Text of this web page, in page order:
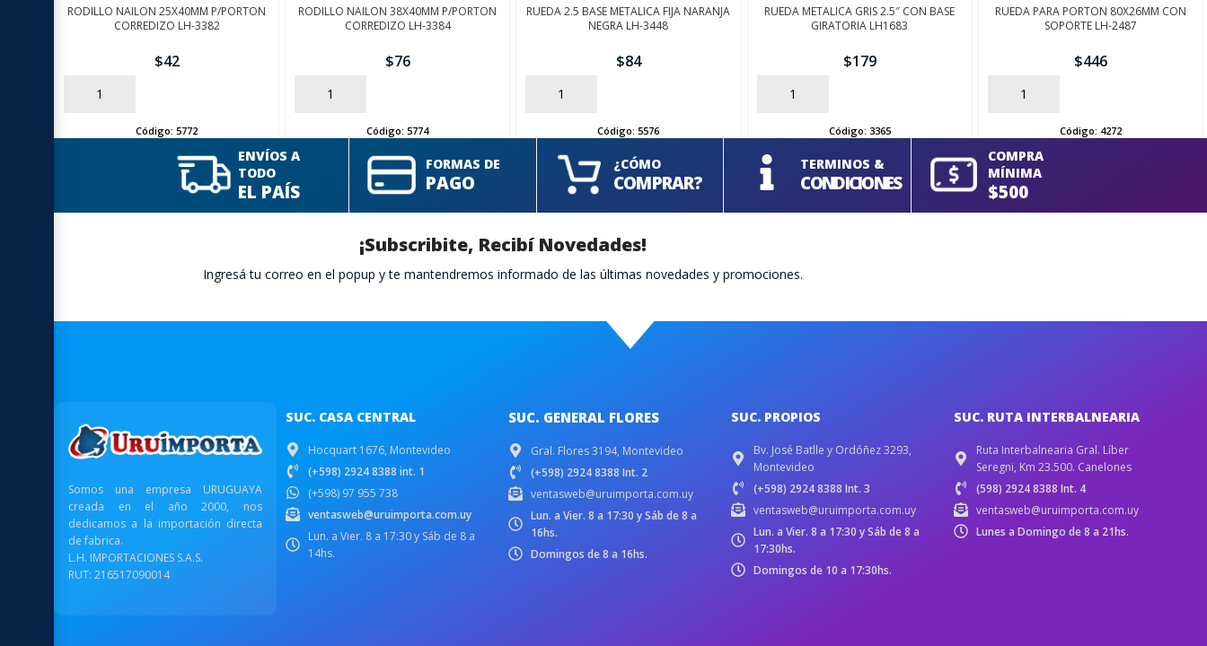
RODILLO NAILON 25X40MM P/PORTON
CORREDIZO LH-3382
$42
AÑADIR
Código:5772
RODILLO NAILON 38X40MM P/PORTON
CORREDIZO LH-3384
$76
AÑADIR
Código:5774
RUEDA 2.5 BASE METALICA FIJA NARANJA
NEGRA LH-3448
$84
AÑADIR
Código:5576
RUEDA METALICA GRIS 2.5″ CON BASE
GIRATORIA LH1683
$179
AÑADIR
Código: 3365
RUEDA PARA PORTON 80X26MM CON
SOPORTE LH-2487
$446
AÑADIR
Código: 4272
ENVÍOS A
TODO
EL PAÍS
FORMAS DE
PAGO
¿CÓMO
COMPRAR?
TERMINOS &
CONDICIONES
COMPRA
MÍNIMA
$500
¡Subscribite, Recibí Novedades!
Ingresá tu correo en el popup y te mantendremos informado de las últimas novedades y promociones.
Somos una empresa URUGUAYA
creada en el año 2000, nos
dedicamos a la importación directa
de fabrica.
L.H. IMPORTACIONES S.A.S.
RUT: 216517090014
SUC. CASA CENTRAL
Hocquart 1676, Montevideo
(+598) 2924 8388 int. 1
(+598) 97 955 738
ventasweb@uruimporta.com.uy
Lun. a Vier. 8 a 17:30 y Sáb de 8 a
14hs.
SUC. GENERAL FLORES
Gral. Flores 3194, Montevideo
(+598) 2924 8388 Int. 2
ventasweb@uruimporta.com.uy
Lun. a Vier. 8 a 17:30 y Sáb de 8 a
16hs.
Domingos de 8 a 16hs.
SUC. PROPIOS
Bv. José Batlle y Ordóñez 3293,
Montevideo
(+598) 2924 8388 Int. 3
ventasweb@uruimporta.com.uy
Lun. a Vier. 8 a 17:30 y Sáb de 8 a
17:30hs.
Domingos de 10 a 17:30hs.
SUC. RUTA INTERBALNEARIA
Ruta Interbalnearia Gral. Líber
Seregni, Km 23.500. Canelones
(598) 2924 8388 Int. 4
ventasweb@uruimporta.com.uy
Lunes a Domingo de 8 a 21hs.